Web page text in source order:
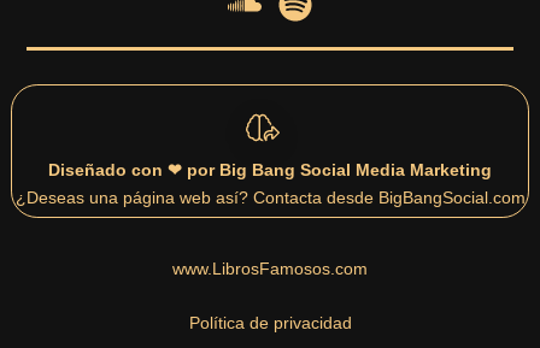
Diseñado con ❤ por Big Bang Social Media Marketing
¿Deseas una página web así? Contacta desde BigBangSocial.com
www.LibrosFamosos.com
Política de privacidad